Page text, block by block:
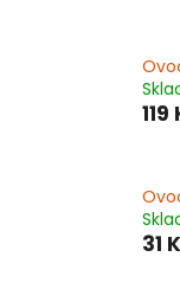
119
31